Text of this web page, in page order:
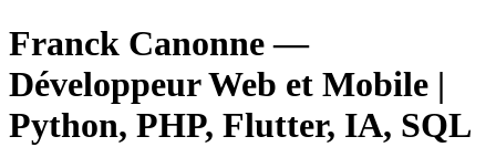
Franck Canonne —
Développeur Web et Mobile |
Python, PHP, Flutter, IA, SQL